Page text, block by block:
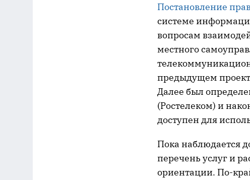
Постановление
системе
вопросам
местного
предыдущем
Далее был
(Ростелеком) и
доступен для
Пока наблюдается
перечень услуг и
ориентации. По-